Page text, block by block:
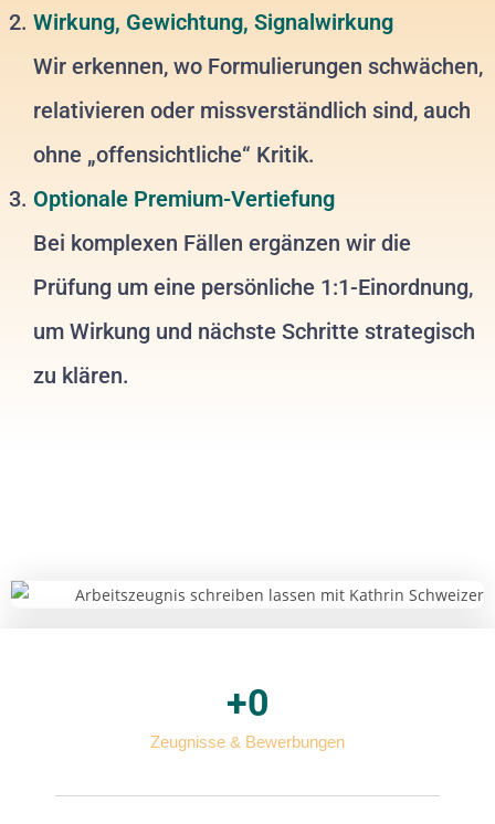
Wirkung, Gewichtung, Signalwirkung
Wir erkennen, wo Formulierungen schwächen,
relativieren oder missverständlich sind, auch
ohne „offensichtliche“ Kritik.
Optionale Premium-Vertiefung
Bei komplexen Fällen ergänzen wir die
Prüfung um eine persönliche 1:1-Einordnung,
um Wirkung und nächste Schritte strategisch
zu klären.
Zeugnisse & Bewerbungen
+0